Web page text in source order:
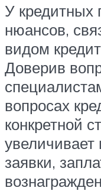
У кредитных
нюансов,
видом
Доверив
вопросах
конкретной
заявки,